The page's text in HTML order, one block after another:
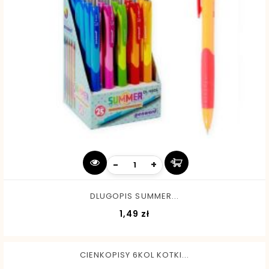
- +
DLUGOPIS SUMMER...
1,49 złCena
CIENKOPISY 6KOL KOTKI...